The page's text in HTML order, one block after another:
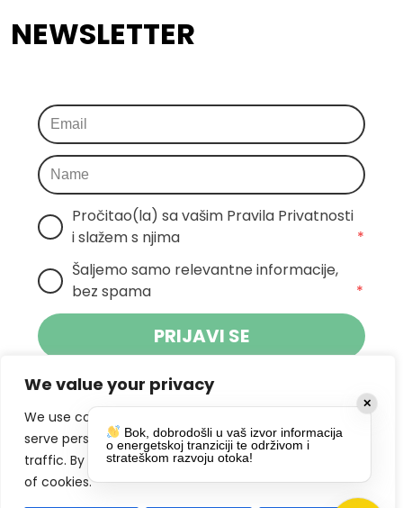
We value your privacy
We use cookies to enhance your browsing experience,
serve personalized ads or content, and analyze our
traffic. By clicking "Accept All", you consent to our use
of cookies.
NEWSLETTER
Pročitao(la) sa vašim Pravila Privatnosti
i slažem s njima
*
Šaljemo samo relevantne informacije,
bez spama
*
PRIJAVI SE
Klikom na gumb dajete suglasnost za
primanje novosti Pokreta Otoka te se
slažete spolitikom privatnosti.
DRUŠTVENE MREŽE
✕
Bok, dobrodošli u vaš izvor informacija
o energetskoj tranziciji te održivom i
strateškom razvoju otoka!